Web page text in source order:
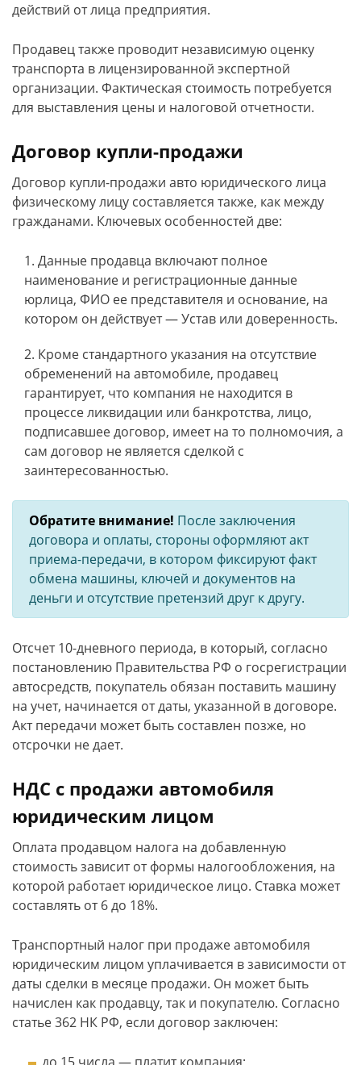
действий от лица предприятия.
Продавец также проводит независимую оценку
транспорта в лицензированной экспертной
организации. Фактическая стоимость потребуется
для выставления цены и налоговой отчетности.
Договор купли-продажи
Договор купли-продажи авто юридического лица
физическому лицу составляется также, как между
гражданами. Ключевых особенностей две:
Данные продавца включают полное
наименование и регистрационные данные
юрлица, ФИО ее представителя и основание, на
котором он действует — Устав или доверенность.
Кроме стандартного указания на отсутствие
обременений на автомобиле, продавец
гарантирует, что компания не находится в
процессе ликвидации или банкротства, лицо,
подписавшее договор, имеет на то полномочия, а
сам договор не является сделкой с
заинтересованностью.
Обратите внимание! После заключения
договора и оплаты, стороны оформляют акт
приема-передачи, в котором фиксируют факт
обмена машины, ключей и документов на
деньги и отсутствие претензий друг к другу.
Отсчет 10-дневного периода, в который, согласно
постановлению Правительства РФ о госрегистрации
автосредств, покупатель обязан поставить машину
на учет, начинается от даты, указанной в договоре.
Акт передачи может быть составлен позже, но
отсрочки не дает.
НДС с продажи автомобиля
юридическим лицом
Оплата продавцом налога на добавленную
стоимость зависит от формы налогообложения, на
которой работает юридическое лицо. Ставка может
составлять от 6 до 18%.
Транспортный налог при продаже автомобиля
юридическим лицом уплачивается в зависимости от
даты сделки в месяце продажи. Он может быть
начислен как продавцу, так и покупателю. Согласно
статье 362 НК РФ, если договор заключен: